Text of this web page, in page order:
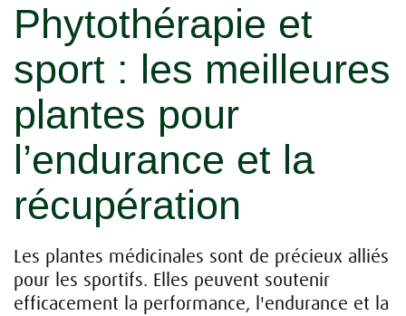
Phytothérapie et
sport : les meilleures
plantes pour
l’endurance et la
récupération
Les plantes médicinales sont de précieux alliés
pour les sportifs. Elles peuvent soutenir
efficacement la performance, l'endurance et la